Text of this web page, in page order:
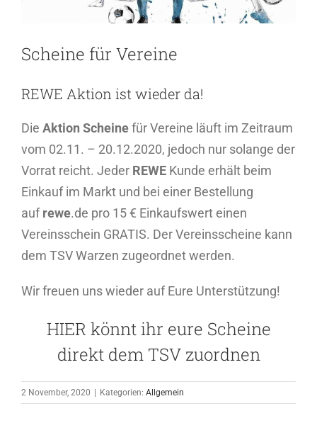
Scheine für Vereine
REWE Aktion ist wieder da!
Die Aktion Scheinefür Vereine läuft im Zeitraum
vom 02.11. – 20.12.2020, jedoch nur solange der
Vorrat reicht. Jeder REWE Kunde erhält beim
Einkauf im Markt und bei einer Bestellung
aufrewe.de pro 15 € Einkaufswert einen
Vereinsschein GRATIS. Der Vereinsscheine kann
dem TSV Warzen zugeordnet werden.
Wir freuen uns wieder auf Eure Unterstützung!
HIER könnt ihr eure Scheine
direkt dem TSV zuordnen
2 November, 2020 | Kategorien: Allgemein